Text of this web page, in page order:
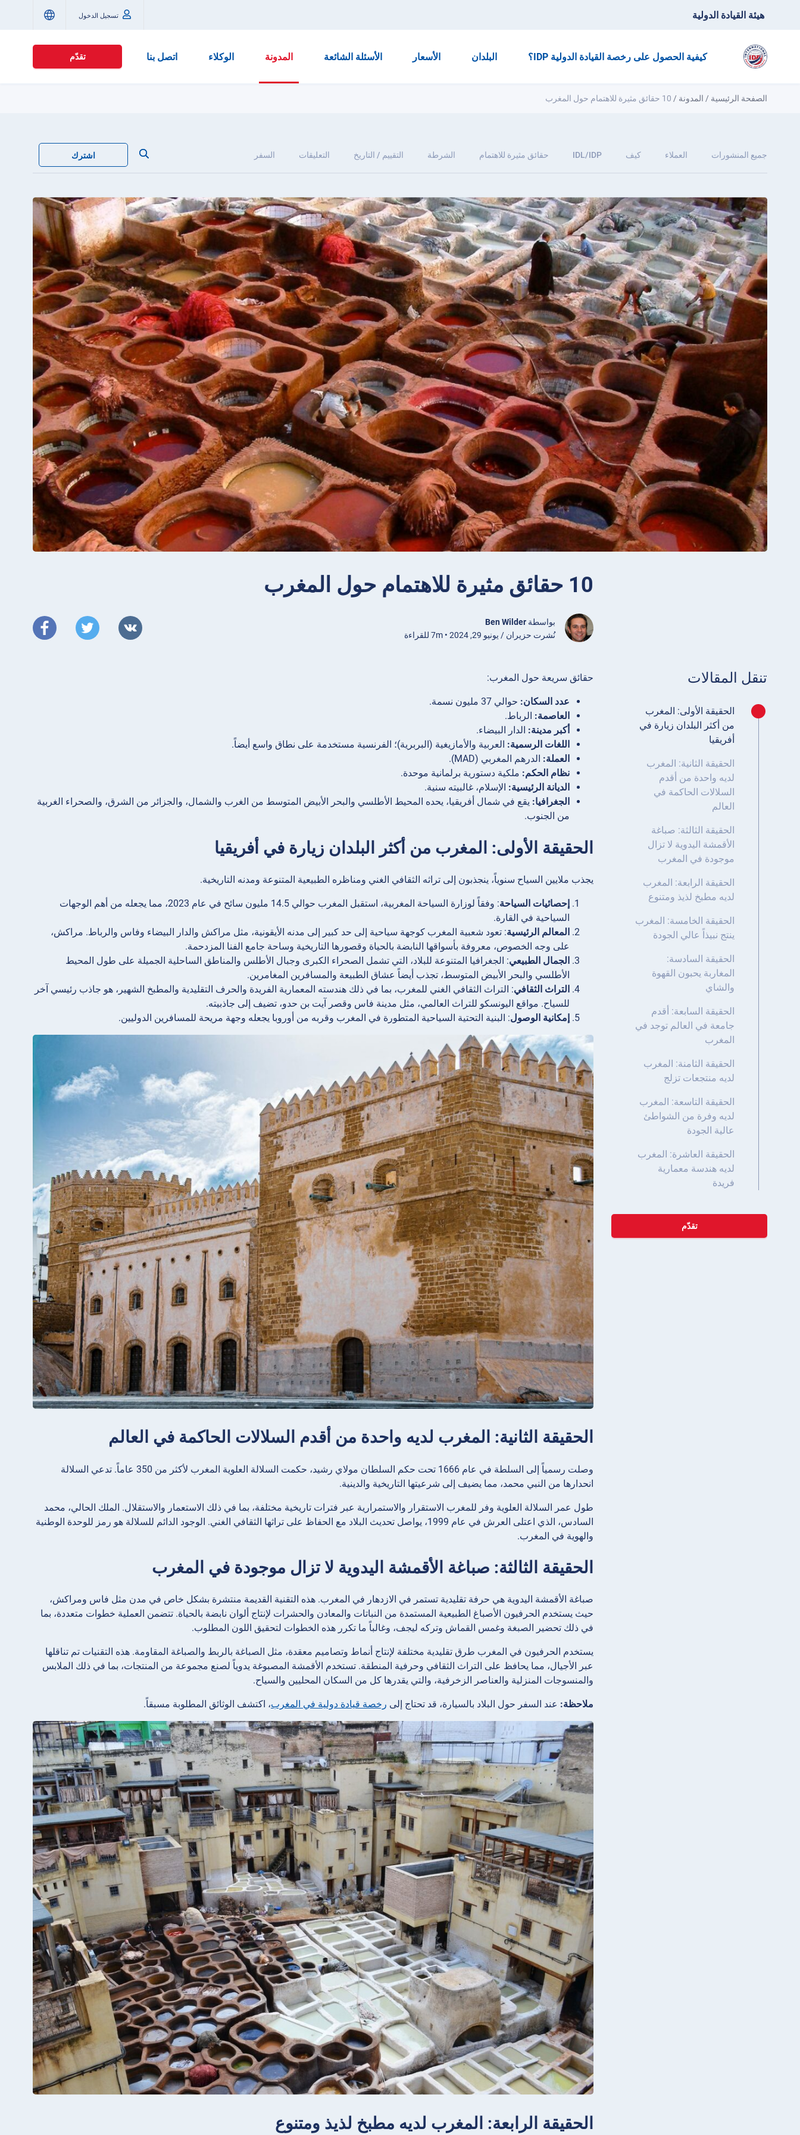
هيئة القيادة الدولية تسجيل الدخول
كيفية الحصول على رخصة القيادة الدولية IDP؟ البلدان الأسعار الأسئلة الشائعة المدونة الوكلاء اتصل بنا تقدّم
الصفحة الرئيسية / المدونة / 10 حقائق مثيرة للاهتمام حول المغرب
جميع المنشورات العملاء كيف IDL/IDP حقائق مثيرة للاهتمام الشرطة التقييم / التاريخ التعليقات السفر اشترك
10 حقائق مثيرة للاهتمام حول المغرب
بواسطة Ben Wilder
نُشرت حزيران / يونيو 29, 2024 • 7m للقراءة
تنقل المقالات
الحقيقة الأولى: المغرب
من أكثر البلدان زيارة في
أفريقيا
الحقيقة الثانية: المغرب
لديه واحدة من أقدم
السلالات الحاكمة في
العالم
الحقيقة الثالثة: صباغة
الأقمشة اليدوية لا تزال
موجودة في المغرب
الحقيقة الرابعة: المغرب
لديه مطبخ لذيذ ومتنوع
الحقيقة الخامسة: المغرب
ينتج نبيذاً عالي الجودة
الحقيقة السادسة:
المغاربة يحبون القهوة
والشاي
الحقيقة السابعة: أقدم
جامعة في العالم توجد في
المغرب
الحقيقة الثامنة: المغرب
لديه منتجعات تزلج
الحقيقة التاسعة: المغرب
لديه وفرة من الشواطئ
عالية الجودة
الحقيقة العاشرة: المغرب
لديه هندسة معمارية
فريدة
تقدّم
حقائق سريعة حول المغرب:
عدد السكان: حوالي 37 مليون نسمة.
العاصمة: الرباط.
أكبر مدينة: الدار البيضاء.
اللغات الرسمية: العربية والأمازيغية (البربرية)؛ الفرنسية مستخدمة على نطاق واسع أيضاً.
العملة: الدرهم المغربي (MAD).
نظام الحكم: ملكية دستورية برلمانية موحدة.
الديانة الرئيسية: الإسلام، غالبيته سنية.
الجغرافيا: يقع في شمال أفريقيا، يحده المحيط الأطلسي والبحر الأبيض المتوسط من الغرب والشمال، والجزائر من الشرق، والصحراء الغربية
من الجنوب.
الحقيقة الأولى: المغرب من أكثر البلدان زيارة في أفريقيا
يجذب ملايين السياح سنوياً، ينجذبون إلى تراثه الثقافي الغني ومناظره الطبيعية المتنوعة ومدنه التاريخية.
إحصائيات السياحة
: وفقاً لوزارة السياحة المغربية، استقبل المغرب حوالي 14.5 مليون سائح في عام 2023، مما يجعله من أهم الوجهات
السياحية في القارة.
المعالم الرئيسية: تعود شعبية المغرب كوجهة سياحية إلى حد كبير إلى مدنه الأيقونية، مثل مراكش والدار البيضاء وفاس والرباط. مراكش،
على وجه الخصوص، معروفة بأسواقها النابضة بالحياة وقصورها التاريخية وساحة جامع الفنا المزدحمة.
الجمال الطبيعي: الجغرافيا المتنوعة للبلاد، التي تشمل الصحراء الكبرى وجبال الأطلس والمناطق الساحلية الجميلة على طول المحيط
الأطلسي والبحر الأبيض المتوسط، تجذب أيضاً عشاق الطبيعة والمسافرين المغامرين.
التراث الثقافي: التراث الثقافي الغني للمغرب، بما في ذلك هندسته المعمارية الفريدة والحرف التقليدية والمطبخ الشهير، هو جاذب رئيسي آخر
للسياح. مواقع اليونسكو للتراث العالمي، مثل مدينة فاس وقصر آيت بن حدو، تضيف إلى جاذبيته.
إمكانية الوصول: البنية التحتية السياحية المتطورة في المغرب وقربه من أوروبا يجعله وجهة مريحة للمسافرين الدوليين.
الحقيقة الثانية: المغرب لديه واحدة من أقدم السلالات الحاكمة في العالم
وصلت رسمياً إلى السلطة في عام 1666 تحت حكم السلطان مولاي رشيد، حكمت السلالة العلوية المغرب لأكثر من 350 عاماً. تدعي السلالة
انحدارها من النبي محمد، مما يضيف إلى شرعيتها التاريخية والدينية.
طول عمر السلالة العلوية وفر للمغرب الاستقرار والاستمرارية عبر فترات تاريخية مختلفة، بما في ذلك الاستعمار والاستقلال. الملك الحالي، محمد
السادس، الذي اعتلى العرش في عام 1999، يواصل تحديث البلاد مع الحفاظ على تراثها الثقافي الغني. الوجود الدائم للسلالة هو رمز للوحدة الوطنية
والهوية في المغرب.
الحقيقة الثالثة: صباغة الأقمشة اليدوية لا تزال موجودة في المغرب
صباغة الأقمشة اليدوية هي حرفة تقليدية تستمر في الازدهار في المغرب. هذه التقنية القديمة منتشرة بشكل خاص في مدن مثل فاس ومراكش،
حيث يستخدم الحرفيون الأصباغ الطبيعية المستمدة من النباتات والمعادن والحشرات لإنتاج ألوان نابضة بالحياة. تتضمن العملية خطوات متعددة، بما
في ذلك تحضير الصبغة وغمس القماش وتركه ليجف، وغالباً ما تكرر هذه الخطوات لتحقيق اللون المطلوب.
يستخدم الحرفيون في المغرب طرق تقليدية مختلفة لإنتاج أنماط وتصاميم معقدة، مثل الصباغة بالربط والصباغة المقاومة. هذه التقنيات تم تناقلها
عبر الأجيال، مما يحافظ على التراث الثقافي وحرفية المنطقة. تستخدم الأقمشة المصبوغة يدوياً لصنع مجموعة من المنتجات، بما في ذلك الملابس
والمنسوجات المنزلية والعناصر الزخرفية، والتي يقدرها كل من السكان المحليين والسياح.
ملاحظة: عند السفر حول البلاد بالسيارة، قد تحتاج إلى رخصة قيادة دولية في المغرب، اكتشف الوثائق المطلوبة مسبقاً.
الحقيقة الرابعة: المغرب لديه مطبخ لذيذ ومتنوع